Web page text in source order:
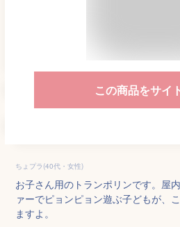
この商品をサイ
ちょプラ(40代・女性)
お子さん用のトランポリンです。屋
ァーでピョンピョン遊ぶ子どもが、
ますよ。